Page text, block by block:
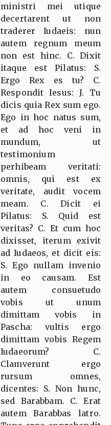
ministri mei utique
decertarent ut non
traderer Iudaeis: nun
autem regnum meum
non est hinc. C. Dixit
itaque est Pilatus: S.
Ergo Rex es tu? C.
Respondit Iesus: J. Tu
dicis quia Rex sum ego.
Ego in hoc natus sum,
et ad hoc veni in
mundum, ut
testimonium
perhibeam veritati:
omnis, qui est ex
veritate, audit vocem
meam. C. Dicit ei
Pilatus: S. Quid est
veritas? C. Et cum hoc
dixisset, iterum exivit
ad Iudaeos, et dicit eis:
S. Ego nullam invenio
in eo causam. Est
autem consuetudo
vobis ut unum
dimittam vobis in
Pascha: vultis ergo
dimittam vobis Regem
Iudaeorum? C.
Clamverunt ergo
rursum omnes,
dicentes: S. Non hunc,
sed Barabbam. C. Erat
autem Barabbas latro.